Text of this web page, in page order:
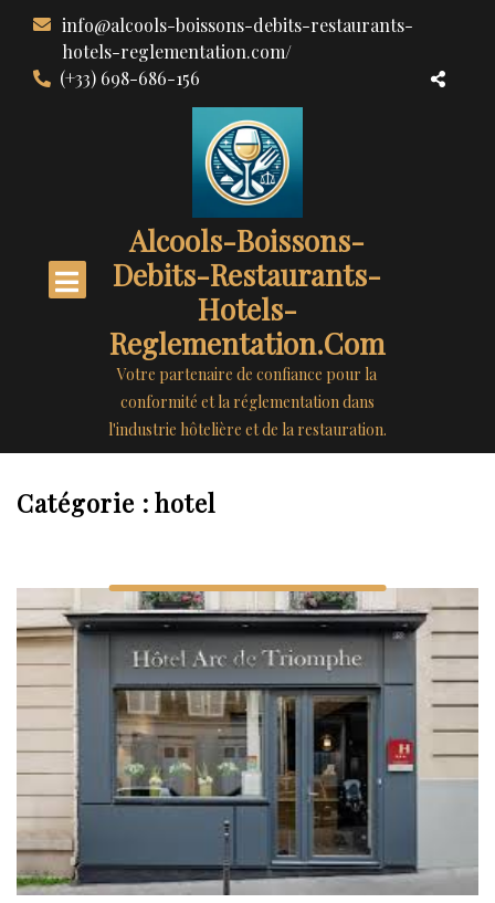
contenu
info@alcools-boissons-debits-restaurants-
hotels-reglementation.com/
(+33) 698-686-156
Alcools-Boissons-
Debits-Restaurants-
Hotels-
Reglementation.com
Votre partenaire de confiance pour la
conformité et la réglementation dans
l'industrie hôtelière et de la restauration.
Catégorie : hotel